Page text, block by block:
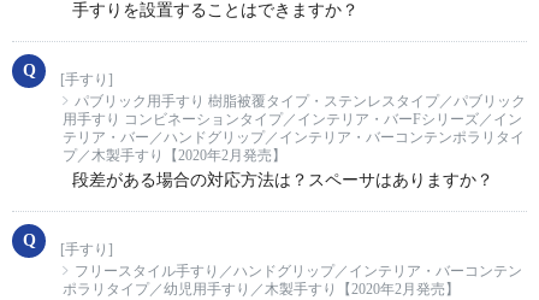
手すりを設置することはできますか？
[手すり]
パブリック用手すり 樹脂被覆タイプ・ステンレスタイプ／パブリック
用手すり コンビネーションタイプ／インテリア・バーFシリーズ／イン
テリア・バー／ハンドグリップ／インテリア・バーコンテンポラリタイ
プ／木製手すり【2020年2月発売】
段差がある場合の対応方法は？スペーサはありますか？
[手すり]
フリースタイル手すり／ハンドグリップ／インテリア・バーコンテン
ポラリタイプ／幼児用手すり／木製手すり【2020年2月発売】